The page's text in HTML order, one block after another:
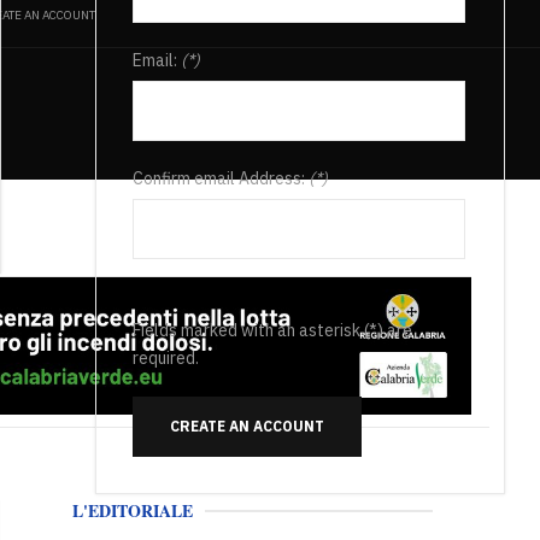
AN ACCOUNT
Email: (*)
Confirm email Address:(*)
Fields marked with an asterisk (*) are
required.
CREATE AN ACCOUNT
L'EDITORIALE